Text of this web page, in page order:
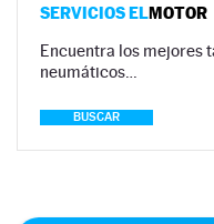
SERVICIOS ELMOTOR
Encuentra los mejores
neumáticos…
BUSCAR